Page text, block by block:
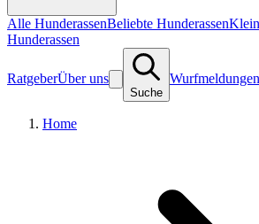
Alle HunderassenBeliebte Hunderassen
Hunderassen
RatgeberÜber uns
Suche
Wurfmeldungen
Home